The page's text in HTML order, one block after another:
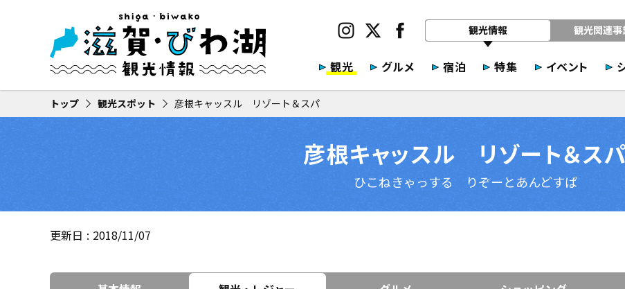
観光情報 観光関連
観光 グルメ 宿泊 特集 イベント
トップ 観光スポット 彦根キャッスル リゾート＆スパ
彦根キャッスル リゾート＆スパ
ひこねきゃっする りぞーとあんどすぱ
更新日 2018/11/07